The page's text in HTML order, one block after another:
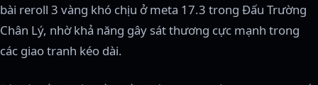
bài reroll 3 vàng khó chịu ở meta 17.3 trong Đấu Trường
Chân Lý, nhờ khả năng gây sát thương cực mạnh trong
các giao tranh kéo dài.